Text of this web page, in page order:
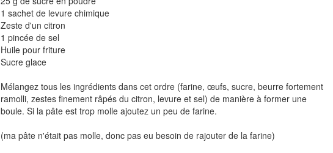
1 sachet de levure chimique
Zeste d'un citron
1 pincée de sel
Huile pour friture
Sucre glace
Mélangez tous les ingrédients dans cet ordre (farine, œufs, sucre, beurre fortement
ramolli, zestes finement râpés du citron, levure et sel) de manière à former une
boule. Si la pâte est trop molle ajoutez un peu de farine.
(ma pâte n'était pas molle, donc pas eu besoin de rajouter de la farine)